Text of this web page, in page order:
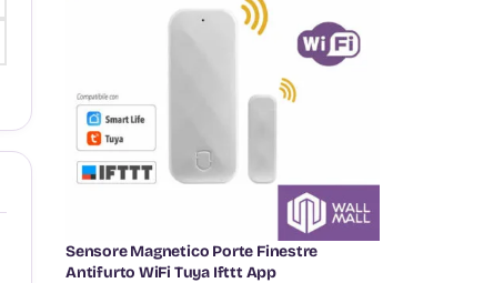
Sensore Magnetico Porte Finestre
Antifurto WiFi Tuya Ifttt App